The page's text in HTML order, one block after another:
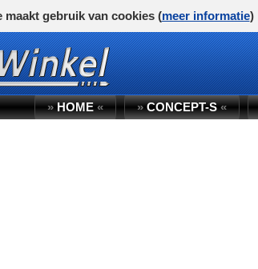
»HOME« »CONCEPT-S«
maakt gebruik van cookies (meer informatie)